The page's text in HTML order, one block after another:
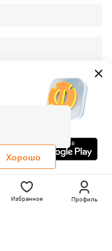
Избранное Профиль
Хорошо